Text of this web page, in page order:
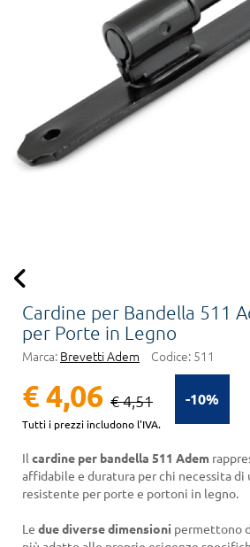
Cardine per Bandella 511
per Porte in Legno
Marca: Brevetti Adem Codice: 511
-10%
€ 4,06 € 4,51
Tutti i prezzi includono l'IVA.
Il cardine per bandella 511 Adem
affidabile e duratura per chi necessita di
resistente per porte e portoni in legno.
Le due diverse dimensioni permettono